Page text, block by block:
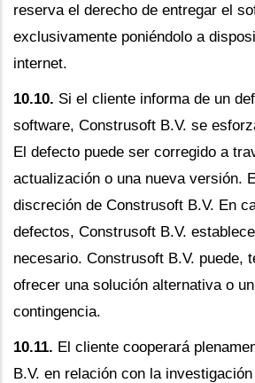
reserva el derecho de entregar el
exclusivamente poniéndolo a
internet.
10.10. Si el cliente informa de un
software, Construsoft B.V. se
El defecto puede ser corregido a
actualización o una nueva versión.
discreción de Construsoft B.V. En
defectos, Construsoft B.V.
necesario. Construsoft B.V. puede,
ofrecer una solución alternativa o
contingencia.
10.11. El cliente cooperará
B.V. en relación con la